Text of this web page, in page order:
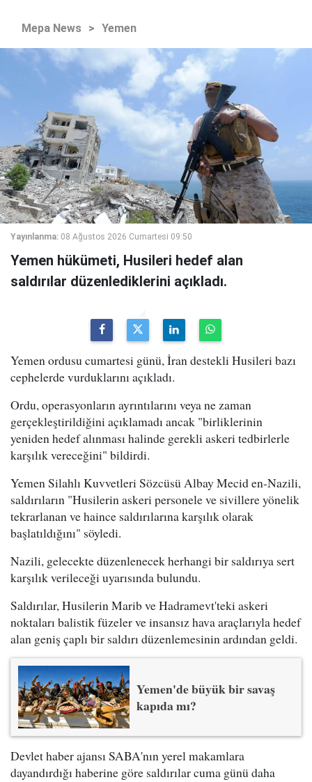
Mepa News > Yemen
Yayınlanma: 08 Ağustos 2026 Cumartesi 09:50
Yemen hükümeti, Husileri hedef alan
saldırılar düzenlediklerini açıkladı.
Yemen ordusu cumartesi günü, İran destekli Husileri bazı
cephelerde vurduklarını açıkladı.
Ordu, operasyonların ayrıntılarını veya ne zaman
gerçekleştirildiğini açıklamadı ancak "birliklerinin
yeniden hedef alınması halinde gerekli askeri tedbirlerle
karşılık vereceğini" bildirdi.
Yemen Silahlı Kuvvetleri Sözcüsü Albay Mecid en-Nazili,
saldırıların "Husilerin askeri personele ve sivillere yönelik
tekrarlanan ve haince saldırılarına karşılık olarak
başlatıldığını" söyledi.
Nazili, gelecekte düzenlenecek herhangi bir saldırıya sert
karşılık verileceği uyarısında bulundu.
Saldırılar, Husilerin Marib ve Hadramevt'teki askeri
noktaları balistik füzeler ve insansız hava araçlarıyla hedef
alan geniş çaplı bir saldırı düzenlemesinin ardından geldi.
Yemen'de büyük bir savaş
kapıda mı?
Devlet haber ajansı SABA'nın yerel makamlara
dayandırdığı haberine göre saldırılar cuma günü daha